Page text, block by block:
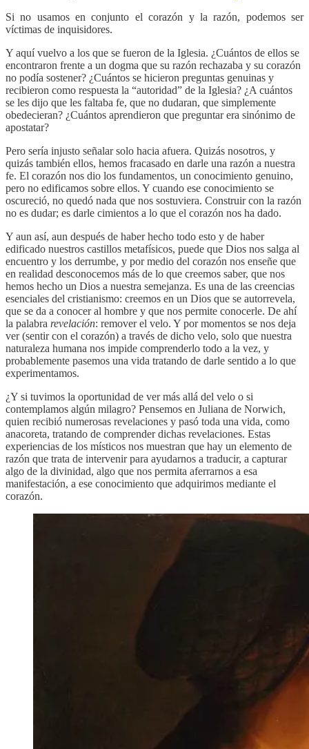
Si no usamos en conjunto el corazón y la razón, podemos ser
víctimas de inquisidores.
Y aquí vuelvo a los que se fueron de la Iglesia. ¿Cuántos de ellos se
encontraron frente a un dogma que su razón rechazaba y su corazón
no podía sostener? ¿Cuántos se hicieron preguntas genuinas y
recibieron como respuesta la “autoridad” de la Iglesia? ¿A cuántos
se les dijo que les faltaba fe, que no dudaran, que simplemente
obedecieran? ¿Cuántos aprendieron que preguntar era sinónimo de
apostatar?
Pero sería injusto señalar solo hacia afuera. Quizás nosotros, y
quizás también ellos, hemos fracasado en darle una razón a nuestra
fe. El corazón nos dio los fundamentos, un conocimiento genuino,
pero no edificamos sobre ellos. Y cuando ese conocimiento se
oscureció, no quedó nada que nos sostuviera. Construir con la razón
no es dudar; es darle cimientos a lo que el corazón nos ha dado.
Y aun así, aun después de haber hecho todo esto y de haber
edificado nuestros castillos metafísicos, puede que Dios nos salga al
encuentro y los derrumbe, y por medio del corazón nos enseñe que
en realidad desconocemos más de lo que creemos saber, que nos
hemos hecho un Dios a nuestra semejanza. Es una de las creencias
esenciales del cristianismo: creemos en un Dios que se autorrevela,
que se da a conocer al hombre y que nos permite conocerle. De ahí
la palabra revelación: remover el velo. Y por momentos se nos deja
ver (sentir con el corazón) a través de dicho velo, solo que nuestra
naturaleza humana nos impide comprenderlo todo a la vez, y
probablemente pasemos una vida tratando de darle sentido a lo que
experimentamos.
¿Y si tuvimos la oportunidad de ver más allá del velo o si
contemplamos algún milagro? Pensemos en Juliana de Norwich,
quien recibió numerosas revelaciones y pasó toda una vida, como
anacoreta, tratando de comprender dichas revelaciones. Estas
experiencias de los místicos nos muestran que hay un elemento de
razón que trata de intervenir para ayudarnos a traducir, a capturar
algo de la divinidad, algo que nos permita aferrarnos a esa
manifestación, a ese conocimiento que adquirimos mediante el
corazón.